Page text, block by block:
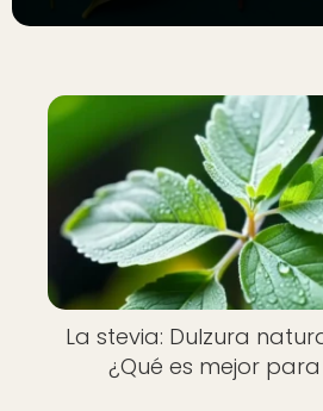
La stevia: Dulzura
¿Qué es mejor